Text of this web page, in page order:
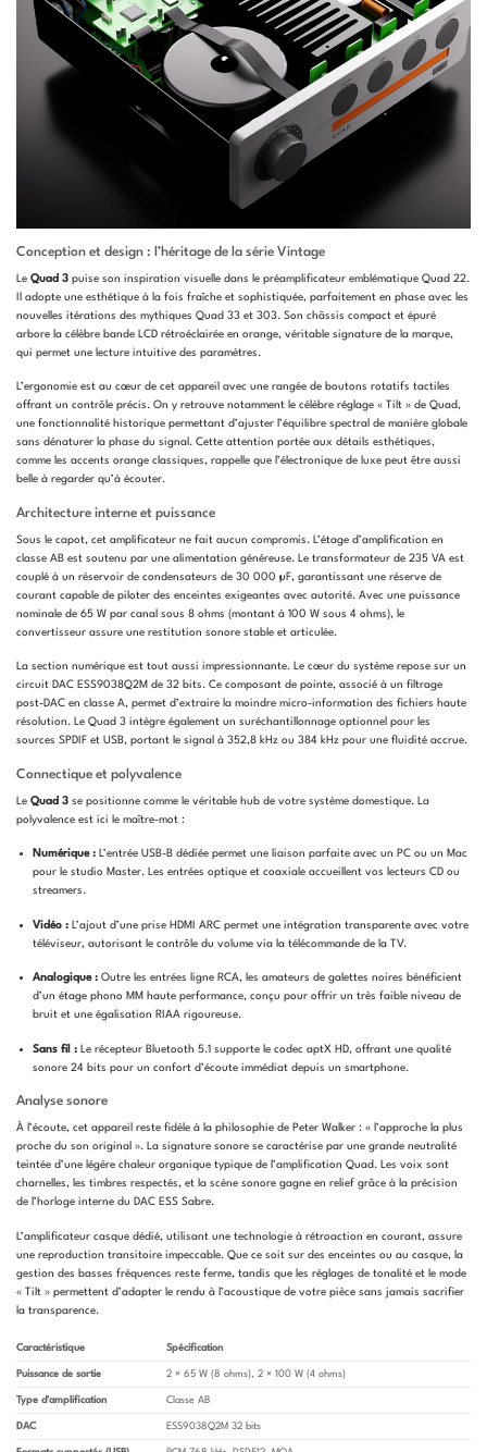
Conception et design : l’héritage de la série Vintage
Le Quad 3 puise son inspiration visuelle dans le préamplificateur emblématique Quad 22.
Il adopte une esthétique à la fois fraîche et sophistiquée, parfaitement en phase avec les
nouvelles itérations des mythiques Quad 33 et 303. Son châssis compact et épuré
arbore la célèbre bande LCD rétroéclairée en orange, véritable signature de la marque,
qui permet une lecture intuitive des paramètres.
L’ergonomie est au cœur de cet appareil avec une rangée de boutons rotatifs tactiles
offrant un contrôle précis. On y retrouve notamment le célèbre réglage « Tilt » de Quad,
une fonctionnalité historique permettant d’ajuster l’équilibre spectral de manière globale
sans dénaturer la phase du signal. Cette attention portée aux détails esthétiques,
comme les accents orange classiques, rappelle que l’électronique de luxe peut être aussi
belle à regarder qu’à écouter.
Architecture interne et puissance
Sous le capot, cet amplificateur ne fait aucun compromis. L’étage d’amplification en
classe AB est soutenu par une alimentation généreuse. Le transformateur de 235 VA est
couplé à un réservoir de condensateurs de 30 000 µF, garantissant une réserve de
courant capable de piloter des enceintes exigeantes avec autorité. Avec une puissance
nominale de 65 W par canal sous 8 ohms (montant à 100 W sous 4 ohms), le
convertisseur assure une restitution sonore stable et articulée.
La section numérique est tout aussi impressionnante. Le cœur du système repose sur un
circuit DAC ESS9038Q2M de 32 bits. Ce composant de pointe, associé à un filtrage
post-DAC en classe A, permet d’extraire la moindre micro-information des fichiers haute
résolution. Le Quad 3 intègre également un suréchantillonnage optionnel pour les
sources SPDIF et USB, portant le signal à 352,8 kHz ou 384 kHz pour une fluidité accrue.
Connectique et polyvalence
Le Quad 3 se positionne comme le véritable hub de votre système domestique. La
polyvalence est ici le maître-mot :
Numérique :L’entrée USB-B dédiée permet une liaison parfaite avec un PC ou un Mac
pour le studio Master. Les entrées optique et coaxiale accueillent vos lecteurs CD ou
streamers.
Vidéo :L’ajout d’une prise HDMI ARC permet une intégration transparente avec votre
téléviseur, autorisant le contrôle du volume via la télécommande de la TV.
Analogique :Outre les entrées ligne RCA, les amateurs de galettes noires bénéficient
d’un étage phono MM haute performance, conçu pour offrir un très faible niveau de
bruit et une égalisation RIAA rigoureuse.
Sans fil :Le récepteur Bluetooth 5.1 supporte le codec aptX HD, offrant une qualité
sonore 24 bits pour un confort d’écoute immédiat depuis un smartphone.
Analyse sonore
À l’écoute, cet appareil reste fidèle à la philosophie de Peter Walker : « l’approche la plus
proche du son original ». La signature sonore se caractérise par une grande neutralité
teintée d’une légère chaleur organique typique de l’amplification Quad. Les voix sont
charnelles, les timbres respectés, et la scène sonore gagne en relief grâce à la précision
de l’horloge interne du DAC ESS Sabre.
L’amplificateur casque dédié, utilisant une technologie à rétroaction en courant, assure
une reproduction transitoire impeccable. Que ce soit sur des enceintes ou au casque, la
gestion des basses fréquences reste ferme, tandis que les réglages de tonalité et le mode
« Tilt » permettent d’adapter le rendu à l’acoustique de votre pièce sans jamais sacrifier
la transparence.
Caractéristique Spécification
Puissance de sortie 2 × 65 W (8 ohms), 2 × 100 W (4 ohms)
Type d’amplification Classe AB
DAC ESS9038Q2M 32 bits